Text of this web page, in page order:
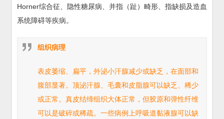
Horner综合征、隐性糖尿病、并指（趾）畸形、指缺损及造血
系统障碍等疾病。
组织病理
表皮萎缩、扁平，外泌小汗腺减少或缺乏，在面部和
腹部显著。顶泌汗腺、毛囊和皮脂腺可以缺乏、稀少
或正常。真皮结缔组织大体正常，但胶原和弹性纤维
可以是破碎或稀疏。一些病例上呼吸道黏液腺可以缺